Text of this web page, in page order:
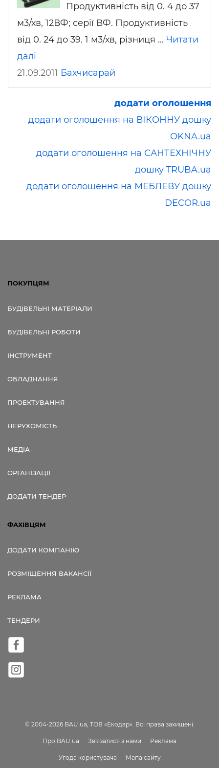
Продуктивність від 0. 4 до 37
м3/хв, 12ВФ; серії ВФ. Продуктивність
від 0. 24 до 39. 1 м3/хв, різниця … Читати
далі
21.09.2011 Бахчисарай
додати оголошення
додати оголошення на ВІКОННУ дошку
OKNA.ua
додати оголошення на САНТЕХНІЧНУ
дошку TRUBA.ua
додати оголошення на МЕБЛЕВУ дошку
DECOR.ua
ПОКУПЦЯМ
БУДІВЕЛЬНІ МАТЕРІАЛИ
БУДІВЕЛЬНІ РОБОТИ
ІНСТРУМЕНТ
ОБЛАДНАННЯ
ПРОЕКТУВАННЯ
НЕРУХОМІСТЬ
МЕДІА
ОРГАНІЗАЦІЇ
ДОДАТИ ТЕНДЕР
ФАХІВЦЯМ
ДОДАТИ КОМПАНІЮ
РОЗМІЩЕННЯ ВАКАНСІЇ
РЕКЛАМА
ТЕНДЕРИ
© 2004-2026 BAU.ua, ТОВ «Екодар». Всі права захищені.
Про BAU.ua Зв'язатися з нами Реклама
Угода користувача Мапа сайту